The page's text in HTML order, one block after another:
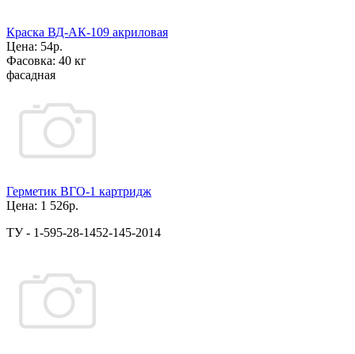
Краска ВД-АК-109 акриловая
Цена: 54р.
Фасовка: 40 кг
фасадная
Герметик ВГО-1 картридж
Цена: 1 526р.
ТУ - 1-595-28-1452-145-2014